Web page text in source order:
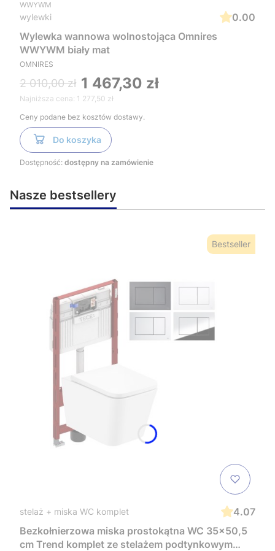
WWYWM
wylewki
0.00
Wylewka wannowa wolnostojąca Omnires
WWYWM biały mat
OMNIRES
2 010,00 zł 1 467,30 zł
Najniższa cena: 1 277,50 zł
Ceny podane bez kosztów dostawy.
Do koszyka
Dostępność: dostępny na zamówienie
Nasze bestsellery
Bestseller
stelaż + miska WC komplet
4.07
Bezkołnierzowa miska prostokątna WC 35x50,5
cm Trend komplet ze stelażem podtynkowym